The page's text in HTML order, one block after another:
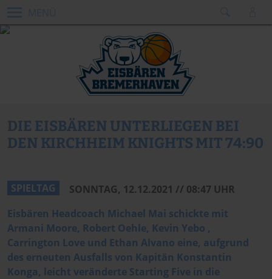
DIE EISBÄREN UNTERLIEGEN BEI
DEN KIRCHHEIM KNIGHTS MIT 74:90
SPIELTAG
SONNTAG, 12.12.2021 // 08:47 UHR
Eisbären Headcoach Michael Mai schickte mit
Armani Moore, Robert Oehle, Kevin Yebo ,
Carrington Love und Ethan Alvano eine, aufgrund
des erneuten Ausfalls von Kapitän Konstantin
Konga, leicht veränderte Starting Five in die